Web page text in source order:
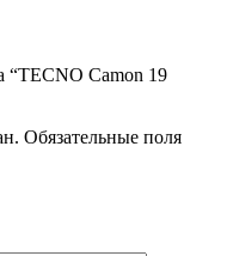
“TECNO Camon 19
Обязательные поля